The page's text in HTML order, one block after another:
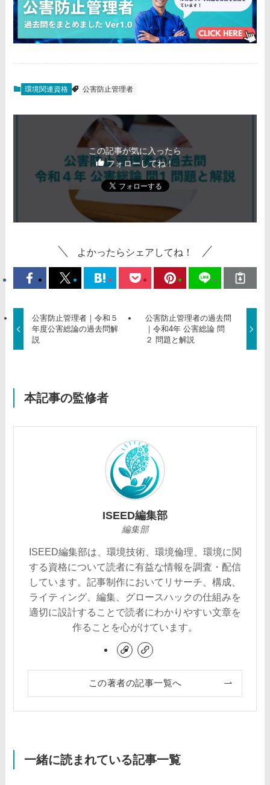
環境関連資格 公害防止管理者
この記事が気に入ったら
フォローしてね！
よかったらシェアしてね！
公害防止管理者｜令和５
年度公害総論の過去問解
説
公害防止管理者の過去問
｜令和4年 公害総論 問
２ 問題と解説
本記事の監修者
ISEED編集部
編集部
ISEED編集部は、環境技術、環境倫理、環境に関
する資格について読者に有益な情報を調査・配信
しています。記事制作においてリサーチ、構成、
ライティング、編集、グロースハックの仕組みを
適切に設計することで読者にわかりやすい文章を
作ることを心がけています。
この著者の記事一覧へ
一緒に読まれている記事一覧